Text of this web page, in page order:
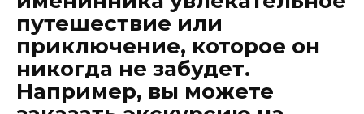
путешествие или
приключение, которое он
никогда не забудет.
Например, вы можете